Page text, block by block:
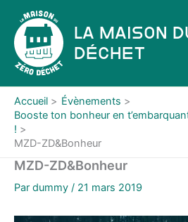
contenu
La Maison
Déchet
Accueil
Évènements
Booste ton bonheur en
!
MZD-ZD&Bonheur
MZD-ZD&Bonheur
Par dummy / 21 mars 2019